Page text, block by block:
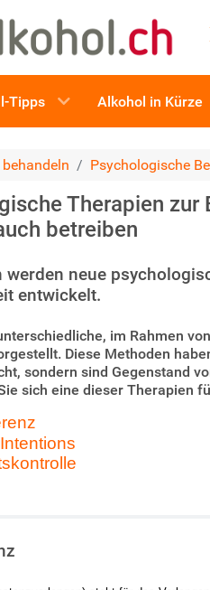
Tipps Alkohol in Kürze
Psychologische
Therapien zur
betreiben
werden neue
entwickelt.
im Rahmen
Diese Methoden
sondern sind Gegenstand
sich eine dieser Therapien